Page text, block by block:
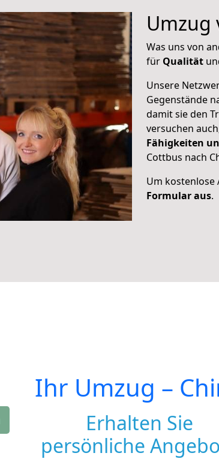
Umzug
Was uns von
für Qualität
Unsere
Gegenstände
damit sie den
versuchen
Fähigkeiten
Cottbus nach
Um kostenlose
Formular aus.
Ihr Umzug –
Erhalten Sie
persönliche